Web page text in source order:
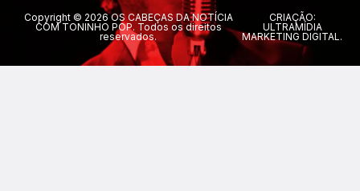
Copyright © 2026 OS CABEÇAS DA NOTÍCIA
COM TONINHO POP. Todos os direitos
reservados.
CRIAÇÃO:
ULTRAMÍDIA
MARKETING DIGITAL.